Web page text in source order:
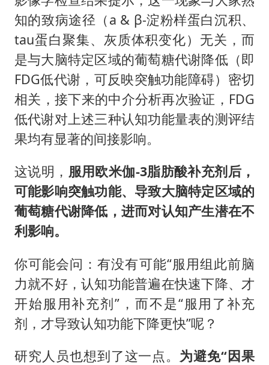
知的致病途径（a & β-淀粉样蛋白沉积、
tau蛋白聚集、灰质体积变化）无关，而
是与大脑特定区域的葡萄糖代谢降低（即
FDG低代谢，可反映突触功能障碍）密切
相关，接下来的中介分析再次验证，FDG
低代谢对上述三种认知功能量表的测评结
果均有显著的间接影响。
这说明， 服用欧米伽-3脂肪酸补充剂后，
可能影响突触功能、 导致大脑特定区域的
葡萄糖代谢降低 ， 进而对认知产生潜在不
利影响。
你可能会问：有没有可能“服用组此前脑
力就不好，认知功能普遍在快速下降、才
开始服用补充剂”，而不是“服用了补充
剂，才导致认知功能下降更快”呢？
研究人员也想到了这一点。 为避免“因果